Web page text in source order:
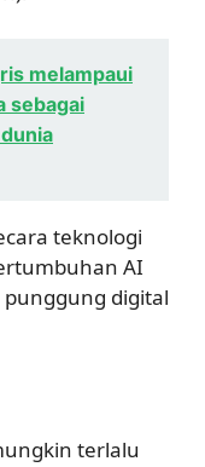
melampaui
sebagai
teknologi
AI
digital
terlalu